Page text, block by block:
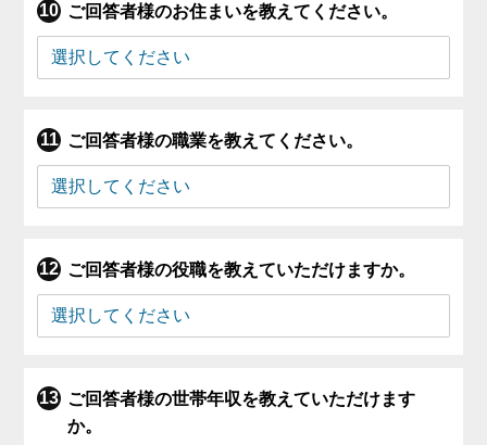
ご回答者様のお住まいを教えてください。
ご回答者様の職業を教えてください。
ご回答者様の役職を教えていただけますか。
ご回答者様の世帯年収を教えていただけます
か。